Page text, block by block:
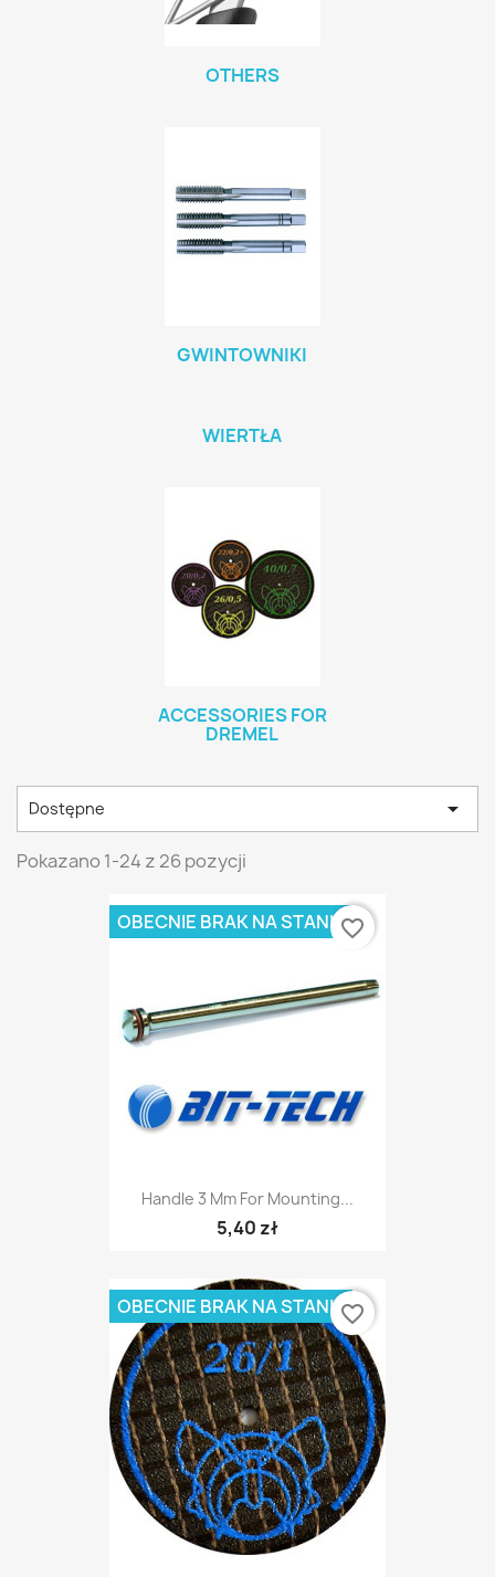
OTHERS
GWINTOWNIKI
WIERTŁA
ACCESSORIES FOR
DREMEL
Dostępne 
Pokazano 1-24 z 26 pozycji
Handle 3 Mm For Mounting...
5,40 zł
OBECNIE BRAK NA STANIEfavorite_border
OBECNIE BRAK NA STANIEfavorite_border